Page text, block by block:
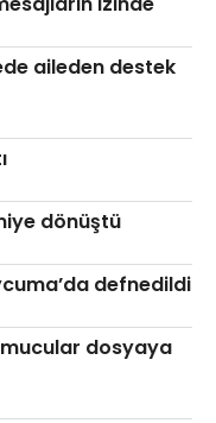
aileden destek
dönüştü
defnedildi
dosyaya